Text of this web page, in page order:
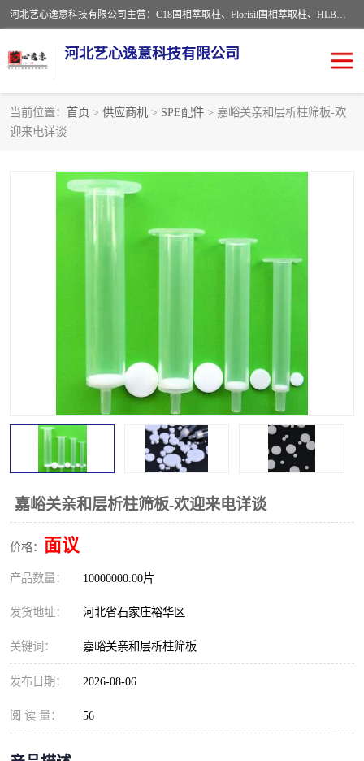
河北艺心逸意科技有限公司主营：C18固相萃取柱、Florisil固相萃取柱、HLB固相萃取柱、MCX固相萃取柱、QuEChERS、固相萃取空柱、针式过滤器 、固相萃取柱、黄曲霉毒素亲和柱。全国咨询热线：18630105913。河北艺心逸意科技有限公司接受来样定做，我们秉承着“顾客至上，锐意进取”的经营理念，坚持客户至上的原则为广大客户提供优质的服务，欢迎广大客户惠顾！免费咨询！
河北艺心逸意科技有限公司
当前位置： 首页 > 供应商机 > SPE配件 > 嘉峪关亲和层析柱筛板-欢
迎来电详谈
嘉峪关亲和层析柱筛板-欢迎来电详谈
价格： 面议
产品数量： 10000000.00片
发货地址： 河北省石家庄裕华区
关键词： 嘉峪关亲和层析柱筛板
发布日期： 2026-08-06
阅 读 量： 56